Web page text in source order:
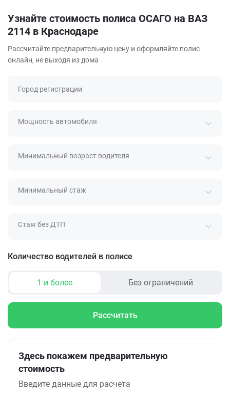
Узнайте стоимость полиса ОСАГО на ВАЗ
2114 в Краснодаре
Рассчитайте предварительную цену и оформляйте полис
онлайн, не выходя из дома
Город регистрации
Мощность автомобиля
Минимальный возраст водителя
Минимальный стаж
Стаж без ДТП
Количество водителей в полисе
1 и более Без ограничений
Рассчитать
Здесь покажем предварительную
стоимость
Введите данные для расчета